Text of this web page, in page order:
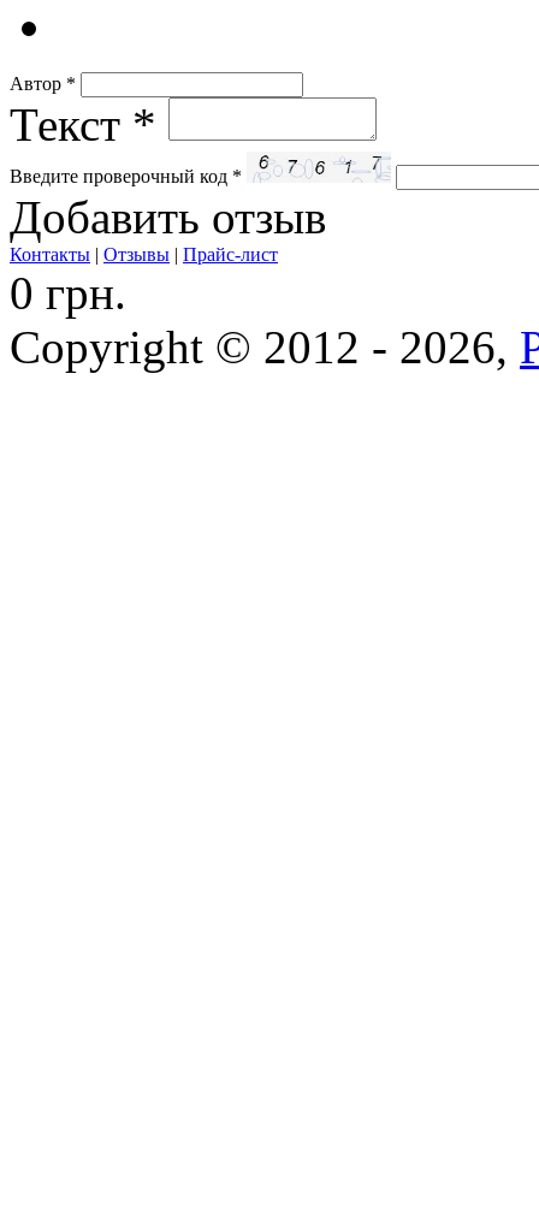
Автор *
Текст *
Введите проверочный код *
Добавить отзыв
Контакты | Отзывы | Прайс-лист
0 грн.
Copyright © 2012 - 2026,